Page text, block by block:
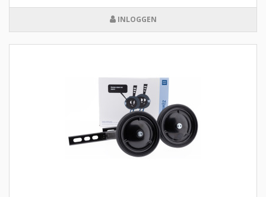
INLOGGEN